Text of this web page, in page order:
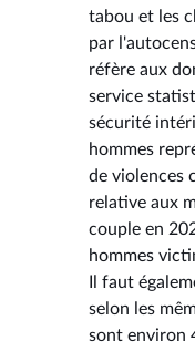
tabou et les
par
réfère aux
service
sécurité
hommes
de violences
relative aux
couple en
hommes
Il faut
selon les
sont environ